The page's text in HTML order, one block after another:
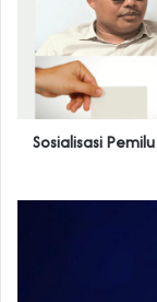
Sosialisasi